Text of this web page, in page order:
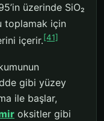
üzerinde SiO₂
toplamak için
içerir.[41]
gibi yüzey
ile başlar,
oksitler gibi